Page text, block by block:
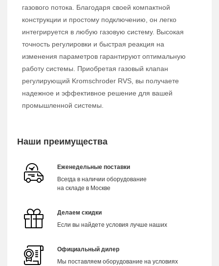
газового потока. Благодаря своей компактной
конструкции и простому подключению, он легко
интегрируется в любую газовую систему. Высокая
точность регулировки и быстрая реакция на
изменения параметров гарантируют оптимальную
работу системы. Приобретая газовый клапан
регулирующий Kromschroder RVS, вы получаете
надежное и эффективное решение для вашей
промышленной системы.
Наши преимущества
Еженедельные поставки
Всегда в наличии оборудование
на складе в Москве
Делаем скидки
Если вы найдете условия лучше наших
Официальный дилер
Мы поставляем оборудование на условиях